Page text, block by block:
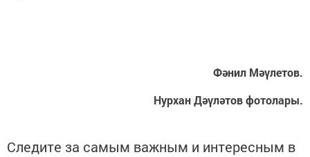
Фәнил Мәүлетов.
Нурхан Дәүләтов фотолары.
Следите за самым важным и интересным в